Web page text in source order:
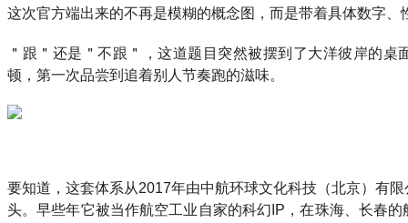
这次官方端出来的不再是模糊的概念图，而是带着具体数字、
＂跟＂还是＂不跟＂，这道题目突然被摆到了大洋彼岸的桌
顿，第一次品尝到追着别人节奏跑的滋味。
要知道，这套体系从2017年由中航环球文化科技（北京）有
头。早些年它被当作航空工业自家的科幻IP，在珠海、长春